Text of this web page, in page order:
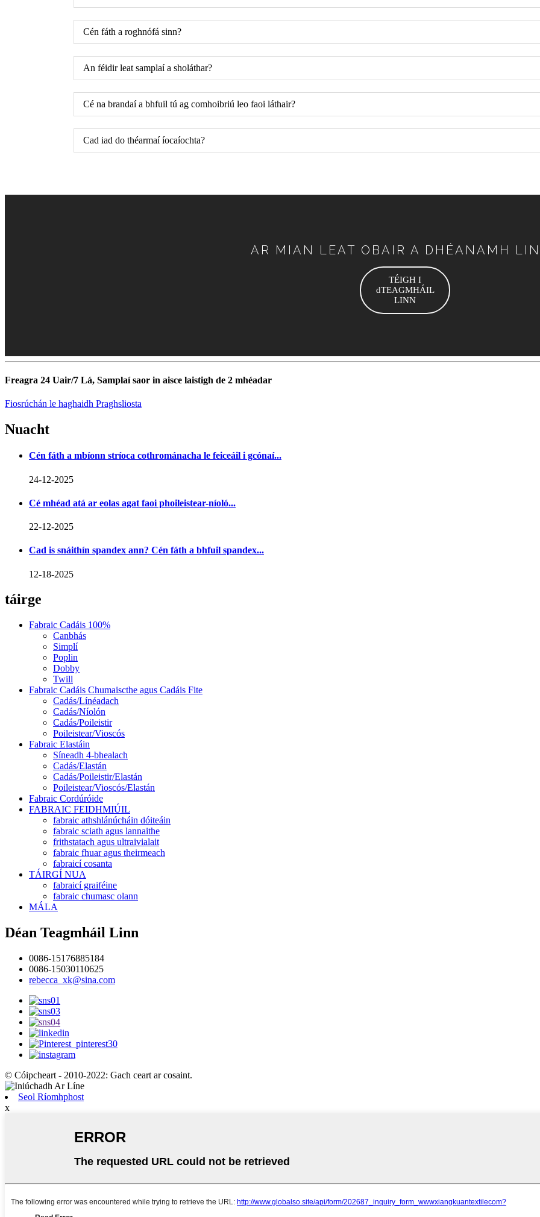
Cén fáth a roghnófá sinn?
An féidir leat samplaí a sholáthar?
Cé na brandaí a bhfuil tú ag comhoibriú leo faoi láthair?
Cad iad do théarmaí íocaíochta?
AR MIAN LEAT OBAIR A DHÉANAMH
TÉIGH I
dTEAGMHÁIL
LINN
Freagra 24 Uair/7 Lá, Samplaí saor in aisce laistigh de 2 mhéadar
Fiosrúchán le haghaidh Praghsliosta
Nuacht
Cén fáth a mbíonn stríoca cothrománacha le feiceáil i gcónaí...
24-12-2025
Cé mhéad atá ar eolas agat faoi phoileistear-níoló...
22-12-2025
Cad is snáithín spandex ann? Cén fáth a bhfuil spandex...
12-18-2025
táirge
Fabraic Cadáis 100%
Canbhás
Simplí
Poplin
Dobby
Twill
Fabraic Cadáis Chumaiscthe agus Cadáis Fite
Cadás/Línéadach
Cadás/Níolón
Cadás/Poileistir
Poileistear/Vioscós
Fabraic Elastáin
Síneadh 4-bhealach
Cadás/Elastán
Cadás/Poileistir/Elastán
Poileistear/Vioscós/Elastán
Fabraic Cordúróide
FABRAIC FEIDHMIÚIL
fabraic athshlánúcháin dóiteáin
fabraic sciath agus lannaithe
frithstatach agus ultraivialait
fabraic fhuar agus theirmeach
fabraicí cosanta
TÁIRGÍ NUA
fabraicí graiféine
fabraic chumasc olann
MÁLA
Déan Teagmháil Linn
0086-15176885184
0086-15030110625
rebecca_xk@sina.com
© Cóipcheart - 2010-2022: Gach ceart ar cosaint.
Seol Ríomhphost
x